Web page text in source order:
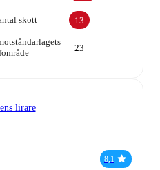
skott 13
23
lirare
8,1